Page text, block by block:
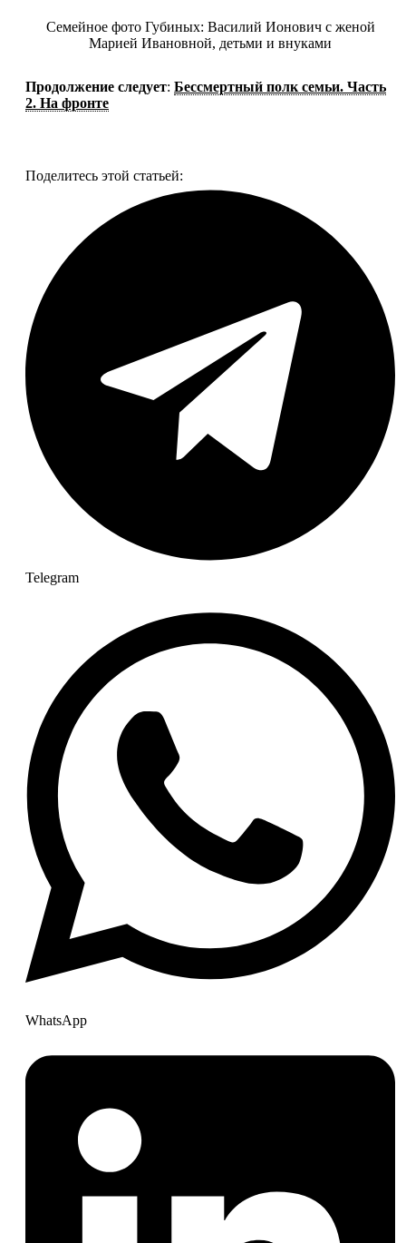
Семейное фото Губиных: Василий Ионович с женой
Марией Ивановной, детьми и внуками
Продолжение следует: Бессмертный полк семьи. Часть
2. На фронте
Поделитесь этой статьей:
Telegram
WhatsApp